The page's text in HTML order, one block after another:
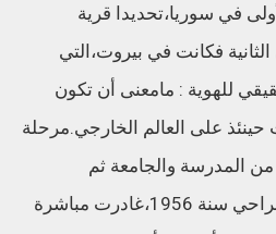
في سوريا،تحديدا قرية
فكانت في بيروت،التي
للهوية : مامعنى أن تكون
حينئذ على العالم الخارجي.مرحلة
المدرسة والجامعة ثم
السجن.بمجرد أن أطلق سراحي سنة 1956،غادرت مباشرة